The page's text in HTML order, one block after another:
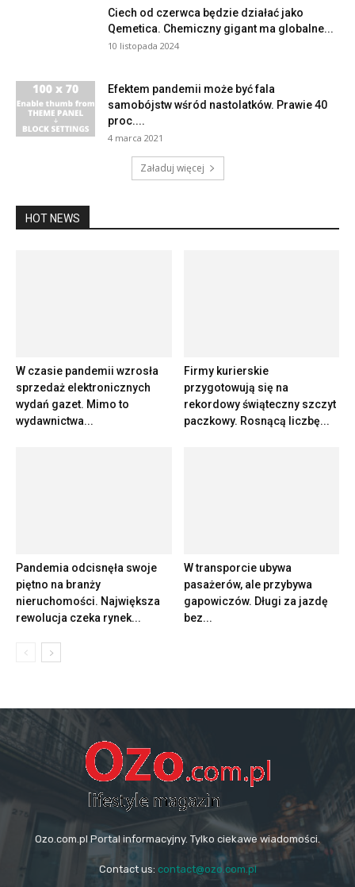
Ciech od czerwca będzie działać jako
Qemetica. Chemiczny gigant ma globalne...
10 listopada 2024
Efektem pandemii może być fala
samobójstw wśród nastolatków. Prawie 40
proc....
4 marca 2021
Załaduj więcej
HOT NEWS
W czasie pandemii wzrosła
sprzedaż elektronicznych
wydań gazet. Mimo to
wydawnictwa...
Firmy kurierskie
przygotowują się na
rekordowy świąteczny szczyt
paczkowy. Rosnącą liczbę...
Pandemia odcisnęła swoje
piętno na branży
nieruchomości. Największa
rewolucja czeka rynek...
W transporcie ubywa
pasażerów, ale przybywa
gapowiczów. Długi za jazdę
bez...
Ozo.com.pl Portal informacyjny. Tylko ciekawe wiadomości.
Contact us: contact@ozo.com.pl